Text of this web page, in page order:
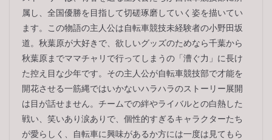
属し、全国優勝を目指して切磋琢磨していく姿を描いてい
ます。この物語の主人公は自転車競技未経験者の小野田坂
道。秋葉原が大好きで、欲しいグッズのためなら千葉から
秋葉原までママチャリで行ってしまうの「漕ぐ力」に長け
た控え目な少年です。その主人公が自転車競技部で才能を
開花させる一筋縄ではいかないハラハラのストーリー展開
は目が話せません。チームでの絆やライバルとの白熱した
戦い、笑いあり涙ありで、個性的すぎるキャラクターたち
が愛らしく、自転車に興味があるか方には一度は見てもら